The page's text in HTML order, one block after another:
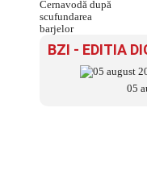
BZI - EDITIA
05